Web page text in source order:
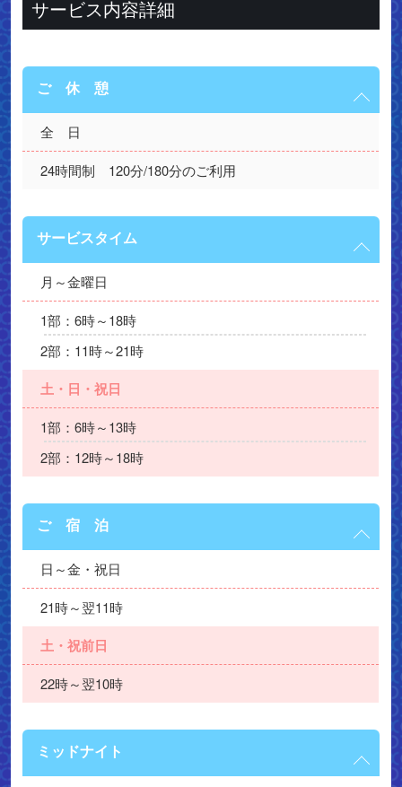
サービス内容詳細
ご 休 憩
全　日
24時間制　120分/180分のご利用
サービスタイム
月～金曜日
1部：6時～18時
2部：11時～21時
土・日・祝日
1部：6時～13時
2部：12時～18時
ご 宿 泊
日～金・祝日
21時～翌11時
土・祝前日
22時～翌10時
ミッドナイト